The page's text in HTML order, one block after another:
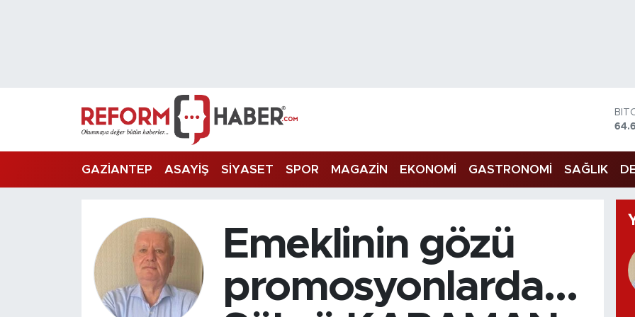
GAZİANTEP ASAYİŞ SİYASET SPOR MAGAZİN EKONOMİ GASTRONOMİ SAĞLIK
Emeklinin gözü
promosyonlarda…
Trafik Durumu
Süper Lig Puan Durumu ve Fikstür
Son Dakika Haberleri
Haber Arşivi